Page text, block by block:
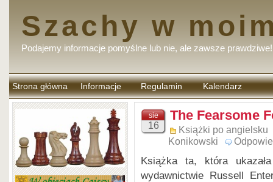
Szachy w
Podajemy informacje pomyślne lub nie, ale zawsze prawdziwe!
Strona główna Informacje Regulamin
komentarzy
Kalendarz
sie
16
The Fearsome
Książki po angielsku
Konikowski
Książka ta, która
wydawnictwie Russell